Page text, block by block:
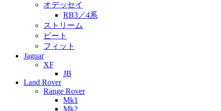
オデッセイ
RB3／4系
ストリーム
ビート
フィット
Jaguar
XF
JB
Land Rover
Range Rover
Mk1
Mk2